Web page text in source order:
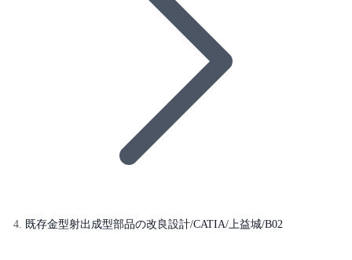
既存金型射出成型部品の改良設計/CATIA/上益城/B02